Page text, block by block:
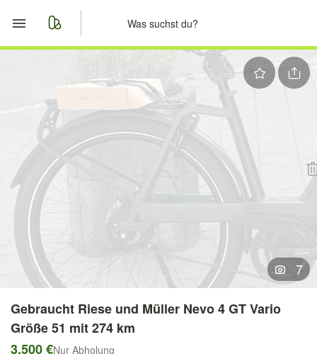
Merkliste
Nachrichten
Anzeige aufgeben
7
Gebraucht Riese und Müller Nevo 4 GT Vario
Größe 51 mit 274 km
3.500 €Nur Abholung